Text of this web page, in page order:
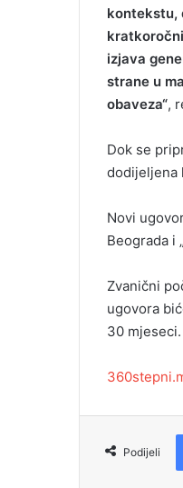
kontekstu,
izjava
strane u
obaveza“,
Dok se
dodijeljena
Novi
Beograda i
Zvanični
ugovora
30 mjeseci.
Podijeli